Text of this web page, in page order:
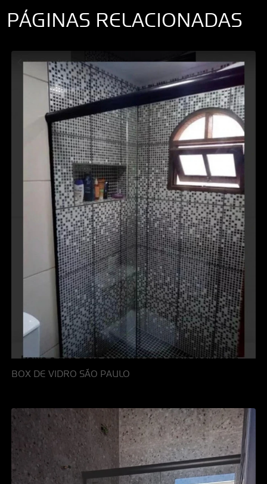
PÁGINAS RELACIONADAS
BOX DE VIDRO SÃO PAULO